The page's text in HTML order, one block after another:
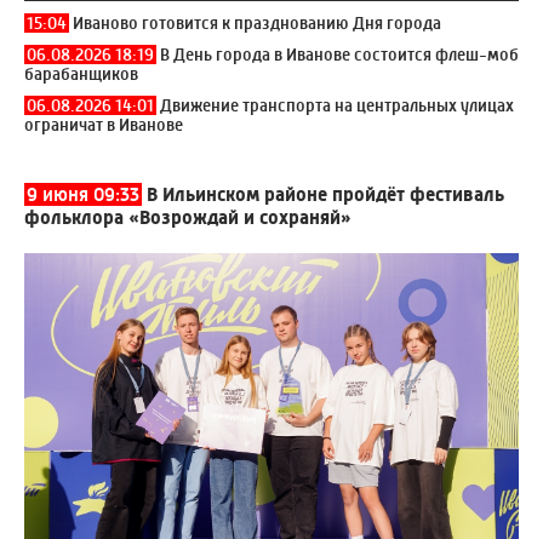
15:04 Иваново готовится к празднованию Дня города
06.08.2026 18:19 В День города в Иванове состоится флеш-моб
барабанщиков
06.08.2026 14:01 Движение транспорта на центральных улицах
ограничат в Иванове
9 июня 09:33 В Ильинском районе пройдёт фестиваль
фольклора «Возрождай и сохраняй»